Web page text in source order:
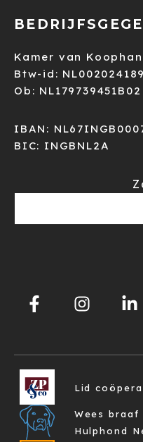
Kamer van
Btw-id:
Ob: NL179739451B02
IBAN:
BIC: INGBNL2A
Lid
Wees braaf
Hulphond